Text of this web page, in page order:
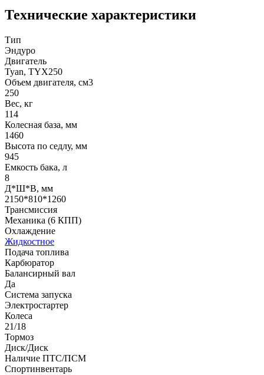
Технические характеристики
Тип
Эндуро
Двигатель
Tyan, TYX250
Объем двигателя, см3
250
Вес, кг
114
Колесная база, мм
1460
Высота по седлу, мм
945
Емкость бака, л
8
Д*Ш*В, мм
2150*810*1260
Трансмиссия
Механика (6 КПП)
Охлаждение
Жидкостное
Подача топлива
Карбюратор
Балансирный вал
Да
Система запуска
Электростартер
Колеса
21/18
Тормоз
Диск/Диск
Наличие ПТС/ПСМ
Спортинвентарь